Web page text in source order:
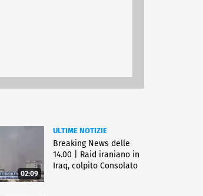
02:09
ULTIME NOTIZIE
Breaking News delle
14.00 | Raid iraniano in
Iraq, colpito Consolato